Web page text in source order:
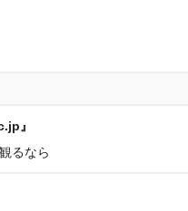
』
るなら